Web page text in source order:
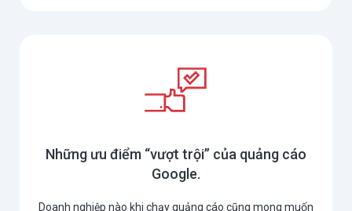
Những ưu điểm “vượt trội” của quảng cáo
Google.
Doanh nghiệp nào khi chạy quảng cáo cũng mong muốn